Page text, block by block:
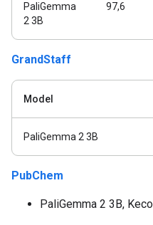
PaliGemma
2 3B
97,6
GrandStaff
Model
PaliGemma 2 3B
PubChem
PaliGemma 2 3B,